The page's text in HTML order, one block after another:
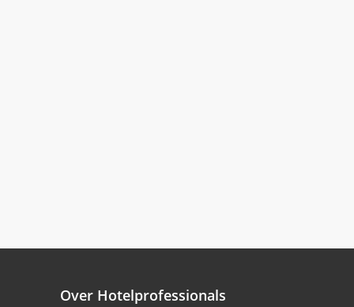
Over Hotelprofessionals